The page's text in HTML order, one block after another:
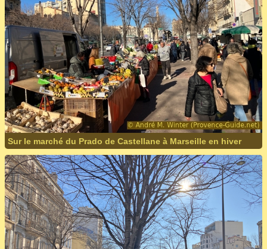
Sur le marché du Prado de Castellane à Marseille en hiver